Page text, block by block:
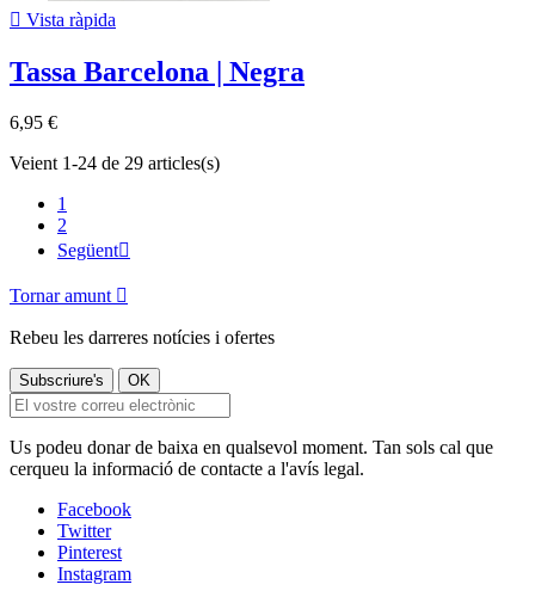
 Vista ràpida
Tassa Barcelona | Negra
6,95 €
Veient 1-24 de 29 articles(s)
1
2
Següent
Tornar amunt 
Rebeu les darreres notícies i ofertes
Us podeu donar de baixa en qualsevol moment. Tan sols cal que
cerqueu la informació de contacte a l'avís legal.
Facebook
Twitter
Pinterest
Instagram